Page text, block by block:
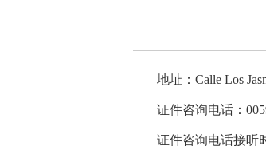
地址：Calle Los
证件咨询电话：
证件咨询电话接听